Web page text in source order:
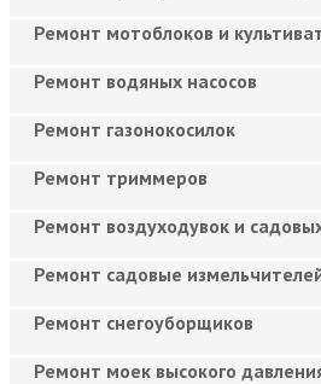
Ремонт мотоблоков и
Ремонт водяных насосов
Ремонт газонокосилок
Ремонт триммеров
Ремонт воздуходувок и
Ремонт садовые
Ремонт снегоуборщиков
Ремонт моек высокого